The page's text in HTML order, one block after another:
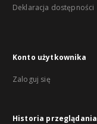
Deklaracja dostępności
Konto użytkownika
Zaloguj się
Historia przeglądania